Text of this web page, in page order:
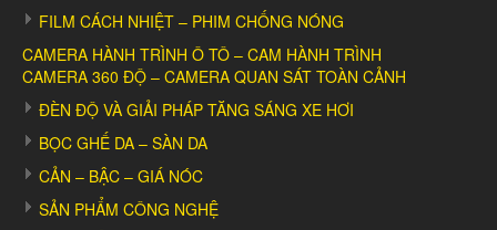
FILM CÁCH NHIỆT – PHIM CHỐNG NÓNG
CAMERA HÀNH TRÌNH Ô TÔ – CAM HÀNH TRÌNH
CAMERA 360 ĐỘ – CAMERA QUAN SÁT TOÀN CẢNH
ĐÈN ĐỘ VÀ GIẢI PHÁP TĂNG SÁNG XE HƠI
BỌC GHẾ DA – SÀN DA
CẢN – BẬC – GIÁ NÓC
SẢN PHẨM CÔNG NGHỆ